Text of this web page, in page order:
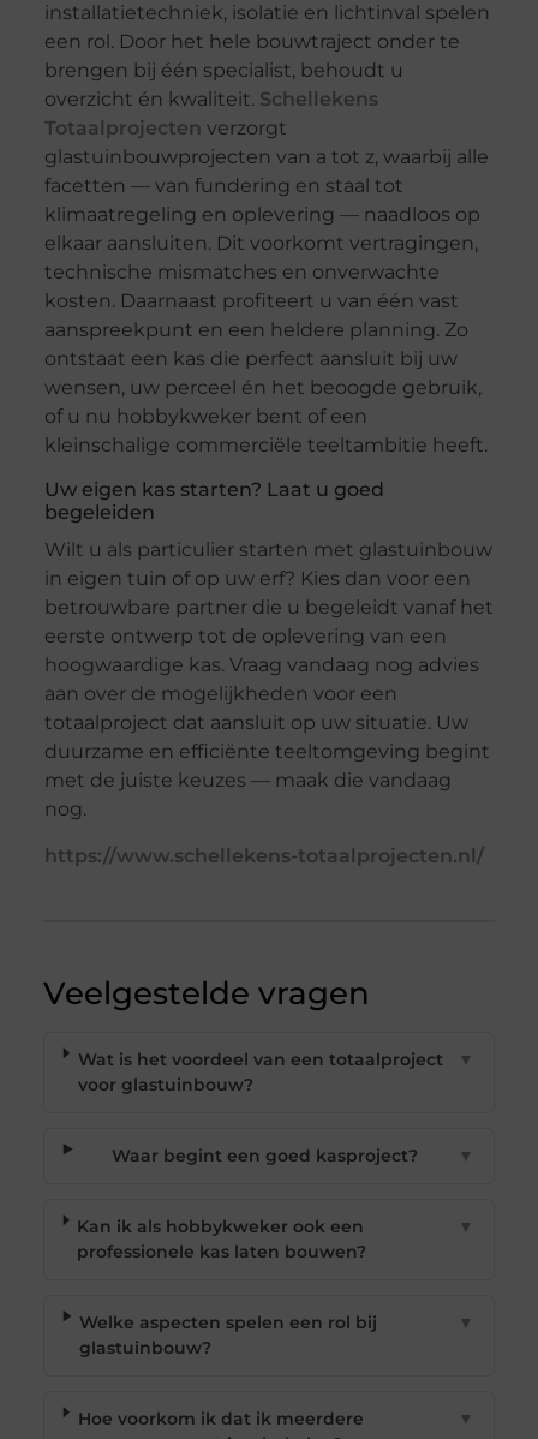
installatietechniek, isolatie en lichtinval spelen
een rol. Door het hele bouwtraject onder te
brengen bij één specialist, behoudt u
overzicht én kwaliteit. Schellekens
Totaalprojecten verzorgt
glastuinbouwprojecten van a tot z, waarbij alle
facetten — van fundering en staal tot
klimaatregeling en oplevering — naadloos op
elkaar aansluiten. Dit voorkomt vertragingen,
technische mismatches en onverwachte
kosten. Daarnaast profiteert u van één vast
aanspreekpunt en een heldere planning. Zo
ontstaat een kas die perfect aansluit bij uw
wensen, uw perceel én het beoogde gebruik,
of u nu hobbykweker bent of een
kleinschalige commerciële teeltambitie heeft.
Uw eigen kas starten? Laat u goed
begeleiden
Wilt u als particulier starten met glastuinbouw
in eigen tuin of op uw erf? Kies dan voor een
betrouwbare partner die u begeleidt vanaf het
eerste ontwerp tot de oplevering van een
hoogwaardige kas. Vraag vandaag nog advies
aan over de mogelijkheden voor een
totaalproject dat aansluit op uw situatie. Uw
duurzame en efficiënte teeltomgeving begint
met de juiste keuzes — maak die vandaag
nog.
https://www.schellekens-totaalprojecten.nl/
Veelgestelde vragen
Wat is het voordeel van een totaalproject
voor glastuinbouw?
▼
Waar begint een goed kasproject? ▼
Kan ik als hobbykweker ook een
professionele kas laten bouwen?
▼
Welke aspecten spelen een rol bij
glastuinbouw?
▼
Hoe voorkom ik dat ik meerdere
▼